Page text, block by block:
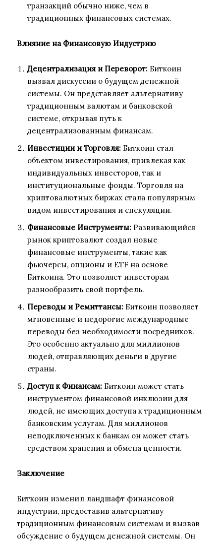
транзакций обычно ниже, чем в
традиционных финансовых системах.
Влияние на Финансовую Индустрию
Децентрализация и Переворот: Биткоин
вызвал дискуссии о будущем денежной
системы. Он представляет альтернативу
традиционным валютам и банковской
системе, открывая путь к
децентрализованным финансам.
Инвестиции и Торговля: Биткоин стал
объектом инвестирования, привлекая как
индивидуальных инвесторов, так и
институциональные фонды. Торговля на
криптовалютных биржах стала популярным
видом инвестирования и спекуляции.
Финансовые Инструменты: Развивающийся
рынок криптовалют создал новые
финансовые инструменты, такие как
фьючерсы, опционы и ETF на основе
Биткоина. Это позволяет инвесторам
разнообразить свой портфель.
Переводы и Ремиттансы: Биткоин позволяет
мгновенные и недорогие международные
переводы без необходимости посредников.
Это особенно актуально для миллионов
людей, отправляющих деньги в другие
страны.
Доступ к Финансам: Биткоин может стать
инструментом финансовой инклюзии для
людей, не имеющих доступа к традиционным
банковским услугам. Для миллионов
неподключенных к банкам он может стать
средством хранения и обмена ценности.
Заключение
Биткоин изменил ландшафт финансовой
индустрии, предоставив альтернативу
традиционным финансовым системам и вызвав
обсуждение о будущем денежной системы. Он